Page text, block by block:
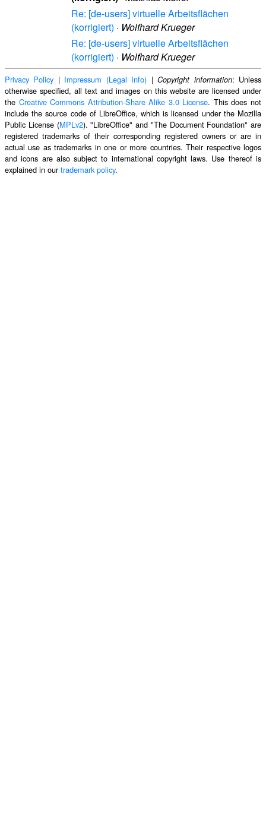
Re: [de-users] virtuelle Arbeitsflächen
(korrigiert) · Wolfhard Krueger
Re: [de-users] virtuelle Arbeitsflächen
(korrigiert) · Wolfhard Krueger
Privacy Policy | Impressum (Legal Info) |Copyright information: Unless
otherwise specified, all text and images on this website are licensed under
the Creative Commons Attribution-Share Alike 3.0 License. This does not
include the source code of LibreOffice, which is licensed under the Mozilla
Public License (MPLv2). "LibreOffice" and "The Document Foundation" are
registered trademarks of their corresponding registered owners or are in
actual use as trademarks in one or more countries. Their respective logos
and icons are also subject to international copyright laws. Use thereof is
explained in ourtrademark policy.